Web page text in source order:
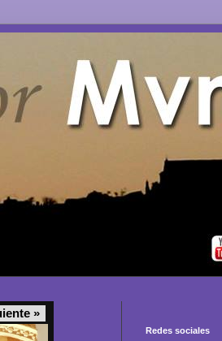
»
Redes sociales